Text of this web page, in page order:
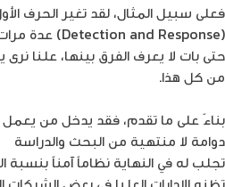
فعلى سبيل المثال، لقد تغير الحرف
من كل هذا.
بناءً على ما تقدم، فقد يدخل من يعمل
دوامة لا منتهية من البحث والدراسة